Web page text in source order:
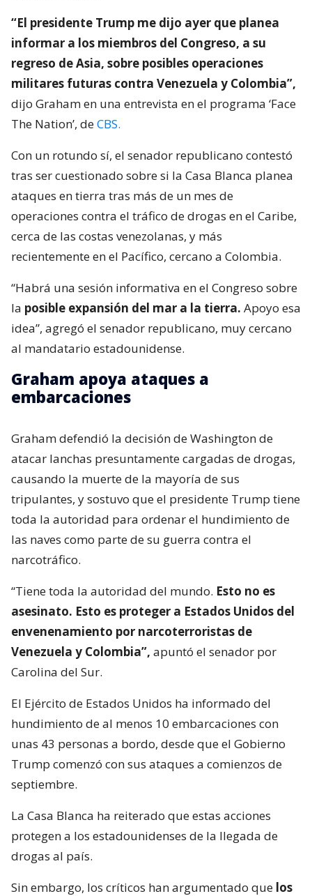
“El presidente Trump me dijo ayer que planea
informar a los miembros del Congreso, a su
regreso de Asia, sobre posibles operaciones
militares futuras contra Venezuela y Colombia”,
dijo Graham en una entrevista en el programa ‘Face
The Nation’, deCBS.
Con un rotundo sí, el senador republicano contestó
tras ser cuestionado sobre si la Casa Blanca planea
ataques en tierra tras más de un mes de
operaciones contra el tráfico de drogas en el Caribe,
cerca de las costas venezolanas, y más
recientemente en el Pacífico, cercano a Colombia.
“Habrá una sesión informativa en el Congreso sobre
la posible expansión del mar a la tierra. Apoyo esa
idea”, agregó el senador republicano, muy cercano
al mandatario estadounidense.
Graham apoya ataques a
embarcaciones
Graham defendió la decisión de Washington de
atacar lanchas presuntamente cargadas de drogas,
causando la muerte de la mayoría de sus
tripulantes, y sostuvo que el presidente Trump tiene
toda la autoridad para ordenar el hundimiento de
las naves como parte de su guerra contra el
narcotráfico.
“Tiene toda la autoridad del mundo. Esto no es
asesinato. Esto es proteger a Estados Unidos del
envenenamiento por narcoterroristas de
Venezuela y Colombia”, apuntó el senador por
Carolina del Sur.
El Ejército de Estados Unidos ha informado del
hundimiento de al menos 10 embarcaciones con
unas 43 personas a bordo, desde que el Gobierno
Trump comenzó con sus ataques a comienzos de
septiembre.
La Casa Blanca ha reiterado que estas acciones
protegen a los estadounidenses de la llegada de
drogas al país.
Sin embargo, los críticos han argumentado que los